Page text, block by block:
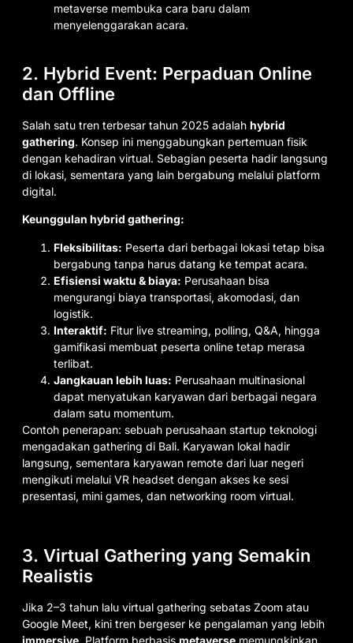
metaverse membuka cara baru dalam
menyelenggarakan acara.
2. Hybrid Event: Perpaduan Online
dan Offline
Salah satu tren terbesar tahun 2025 adalah hybrid
gathering. Konsep ini menggabungkan pertemuan fisik
dengan kehadiran virtual. Sebagian peserta hadir langsung
di lokasi, sementara yang lain bergabung melalui platform
digital.
Keunggulan hybrid gathering:
Fleksibilitas: Peserta dari berbagai lokasi tetap bisa
bergabung tanpa harus datang ke tempat acara.
Efisiensi waktu & biaya: Perusahaan bisa
mengurangi biaya transportasi, akomodasi, dan
logistik.
Interaktif: Fitur live streaming, polling, Q&A, hingga
gamifikasi membuat peserta online tetap merasa
terlibat.
Jangkauan lebih luas: Perusahaan multinasional
dapat menyatukan karyawan dari berbagai negara
dalam satu momentum.
Contoh penerapan: sebuah perusahaan startup teknologi
mengadakan gathering di Bali. Karyawan lokal hadir
langsung, sementara karyawan remote dari luar negeri
mengikuti melalui VR headset dengan akses ke sesi
presentasi, mini games, dan networking room virtual.
3. Virtual Gathering yang Semakin
Realistis
Jika 2–3 tahun lalu virtual gathering sebatas Zoom atau
Google Meet, kini tren bergeser ke pengalaman yang lebih
immersive . Platform berbasis metaverse memungkinkan